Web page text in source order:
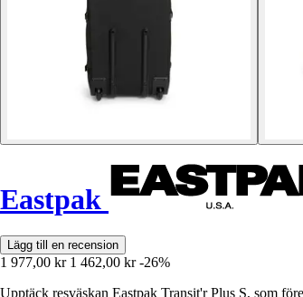
Eastpak
Lägg till en recension
1 977,00 kr 1 462,00 kr -26%
Upptäck resväskan Eastpak Transit'r Plus S, som